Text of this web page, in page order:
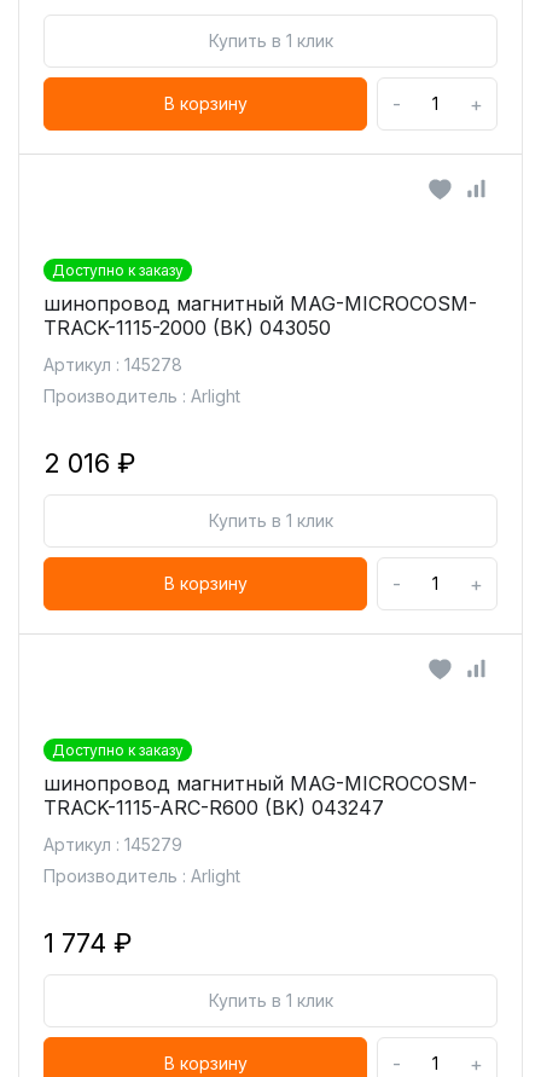
Купить в 1 клик
В корзину - +
Доступно к заказу
шинопровод магнитный MAG-MICROCOSM-
TRACK-1115-2000 (BK) 043050
Артикул : 145278
Производитель : Arlight
2 016 ₽
Купить в 1 клик
В корзину - +
Доступно к заказу
шинопровод магнитный MAG-MICROCOSM-
TRACK-1115-ARC-R600 (BK) 043247
Артикул : 145279
Производитель : Arlight
1 774 ₽
Купить в 1 клик
В корзину - +